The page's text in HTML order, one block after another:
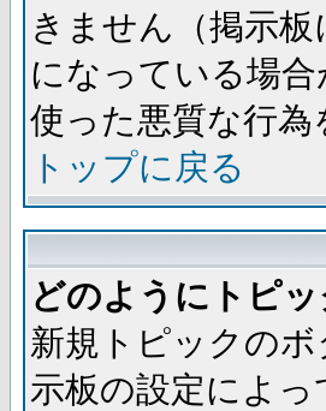
きません（掲示
になっている場
使った悪質な行
トップに戻る
どのようにトピ
新規トピックの
示板の設定によ